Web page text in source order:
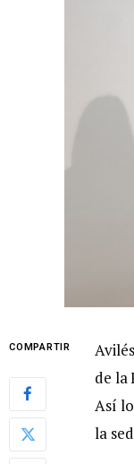
COMPARTIR
de la
Así
la